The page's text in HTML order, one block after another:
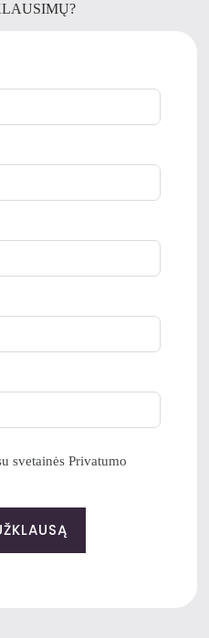
svetainės Privatumo